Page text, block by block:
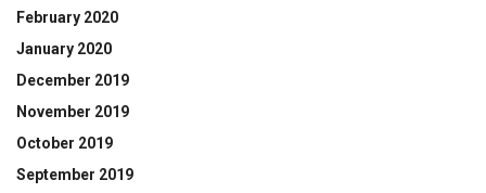
February 2020
January 2020
December 2019
November 2019
October 2019
September 2019